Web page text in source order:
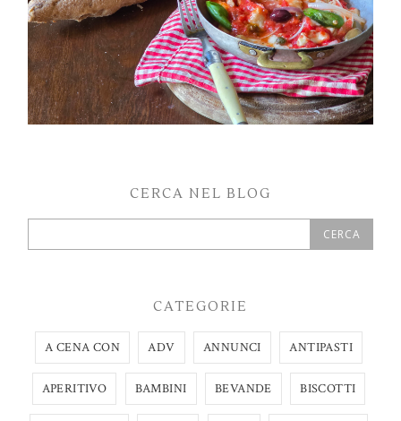
CERCA NEL BLOG
CATEGORIE
A CENA CON ADV ANNUNCI ANTIPASTI
APERITIVO BAMBINI BEVANDE BISCOTTI